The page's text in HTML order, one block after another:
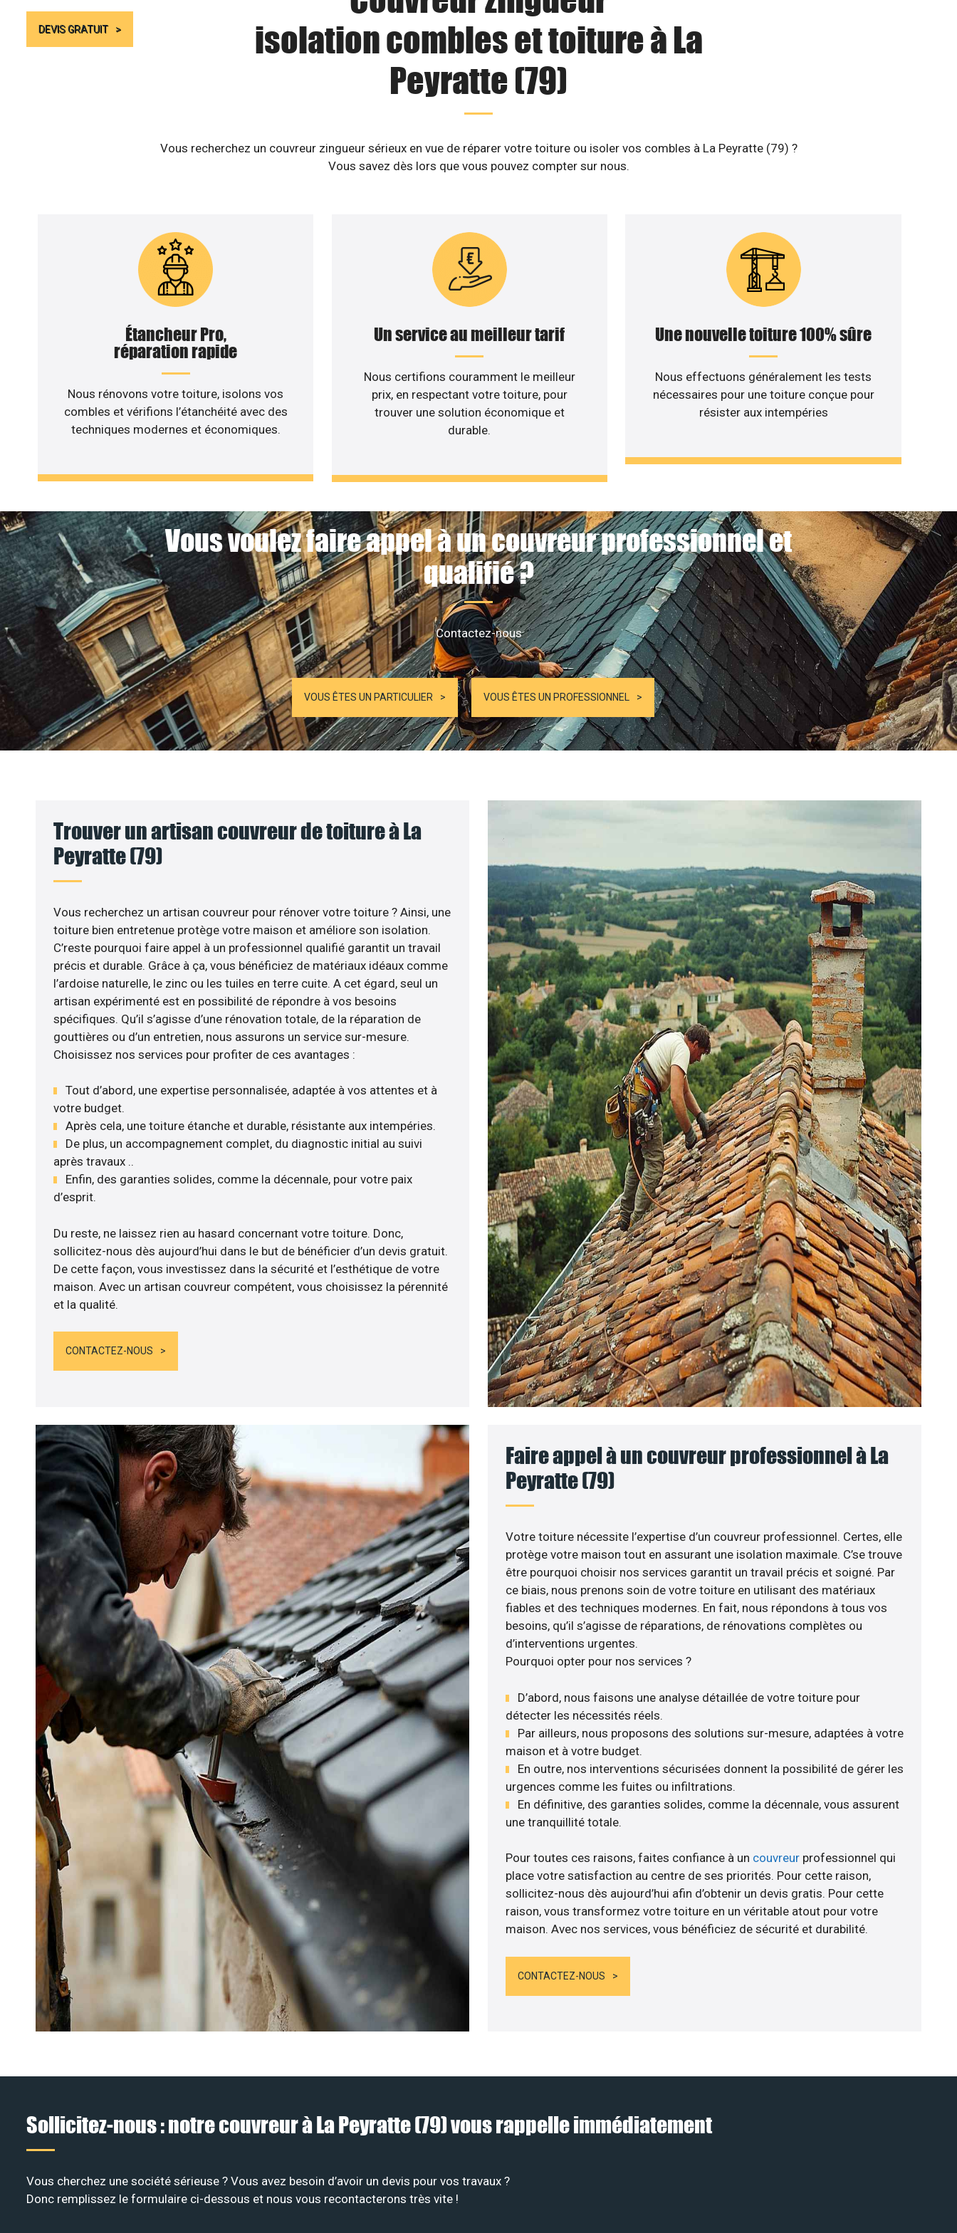
DEVIS GRATUIT
isolation combles et toiture à La
Peyratte (79)
Vous recherchez un couvreur zingueur sérieux en vue de réparer votre toiture ou isoler vos combles à La Peyratte (79) ?
Vous savez dès lors que vous pouvez compter sur nous.
Étancheur Pro,
réparation rapide
Nous rénovons votre toiture, isolons vos
combles et vérifions l’étanchéité avec des
techniques modernes et économiques.
Un service au meilleur tarif
Nous certifions couramment le meilleur
prix, en respectant votre toiture, pour
trouver une solution économique et
durable.
Une nouvelle toiture 100% sûre
Nous effectuons généralement les tests
nécessaires pour une toiture conçue pour
résister aux intempéries
Vous voulez faire appel à un couvreur professionnel et
qualifié ?
Contactez-nous
VOUS ÊTES UN PARTICULIER VOUS ÊTES UN PROFESSIONNEL
Trouver un artisan couvreur de toiture à La
Peyratte (79)
Vous recherchez un artisan couvreur pour rénover votre toiture ? Ainsi, une
toiture bien entretenue protège votre maison et améliore son isolation.
C’reste pourquoi faire appel à un professionnel qualifié garantit un travail
précis et durable. Grâce à ça, vous bénéficiez de matériaux idéaux comme
l’ardoise naturelle, le zinc ou les tuiles en terre cuite. A cet égard, seul un
artisan expérimenté est en possibilité de répondre à vos besoins
spécifiques. Qu’il s’agisse d’une rénovation totale, de la réparation de
gouttières ou d’un entretien, nous assurons un service sur-mesure.
Choisissez nos services pour profiter de ces avantages :
Tout d’abord, une expertise personnalisée, adaptée à vos attentes et à
votre budget.
Après cela, une toiture étanche et durable, résistante aux intempéries.
De plus, un accompagnement complet, du diagnostic initial au suivi
après travaux ..
Enfin, des garanties solides, comme la décennale, pour votre paix
d’esprit.
Du reste, ne laissez rien au hasard concernant votre toiture. Donc,
sollicitez-nous dès aujourd’hui dans le but de bénéficier d’un devis gratuit.
De cette façon, vous investissez dans la sécurité et l’esthétique de votre
maison. Avec un artisan couvreur compétent, vous choisissez la pérennité
et la qualité.
CONTACTEZ-NOUS
Faire appel à un couvreur professionnel à La
Peyratte (79)
Votre toiture nécessite l’expertise d’un couvreur professionnel. Certes, elle
protège votre maison tout en assurant une isolation maximale. C’se trouve
être pourquoi choisir nos services garantit un travail précis et soigné. Par
ce biais, nous prenons soin de votre toiture en utilisant des matériaux
fiables et des techniques modernes. En fait, nous répondons à tous vos
besoins, qu’il s’agisse de réparations, de rénovations complètes ou
d’interventions urgentes.
Pourquoi opter pour nos services ?
D’abord, nous faisons une analyse détaillée de votre toiture pour
détecter les nécessités réels.
Par ailleurs, nous proposons des solutions sur-mesure, adaptées à votre
maison et à votre budget.
En outre, nos interventions sécurisées donnent la possibilité de gérer les
urgences comme les fuites ou infiltrations.
En définitive, des garanties solides, comme la décennale, vous assurent
une tranquillité totale.
Pour toutes ces raisons, faites confiance à un couvreurprofessionnel qui
place votre satisfaction au centre de ses priorités. Pour cette raison,
sollicitez-nous dès aujourd’hui afin d’obtenir un devis gratis. Pour cette
raison, vous transformez votre toiture en un véritable atout pour votre
maison. Avec nos services, vous bénéficiez de sécurité et durabilité.
CONTACTEZ-NOUS
Sollicitez-nous : notre couvreur à La Peyratte (79) vous rappelle immédiatement
Vous cherchez une société sérieuse ? Vous avez besoin d’avoir un devis pour vos travaux ?
Donc remplissez le formulaire ci-dessous et nous vous recontacterons très vite !